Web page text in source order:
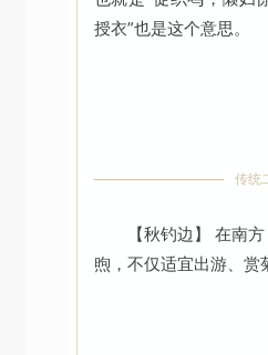
授衣”也是这个意思。
传统
【秋钓边】 在南
煦，不仅适宜出游、赏